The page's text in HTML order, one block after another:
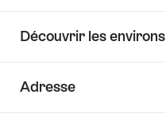
Découvrir les environs
ici
Adresse